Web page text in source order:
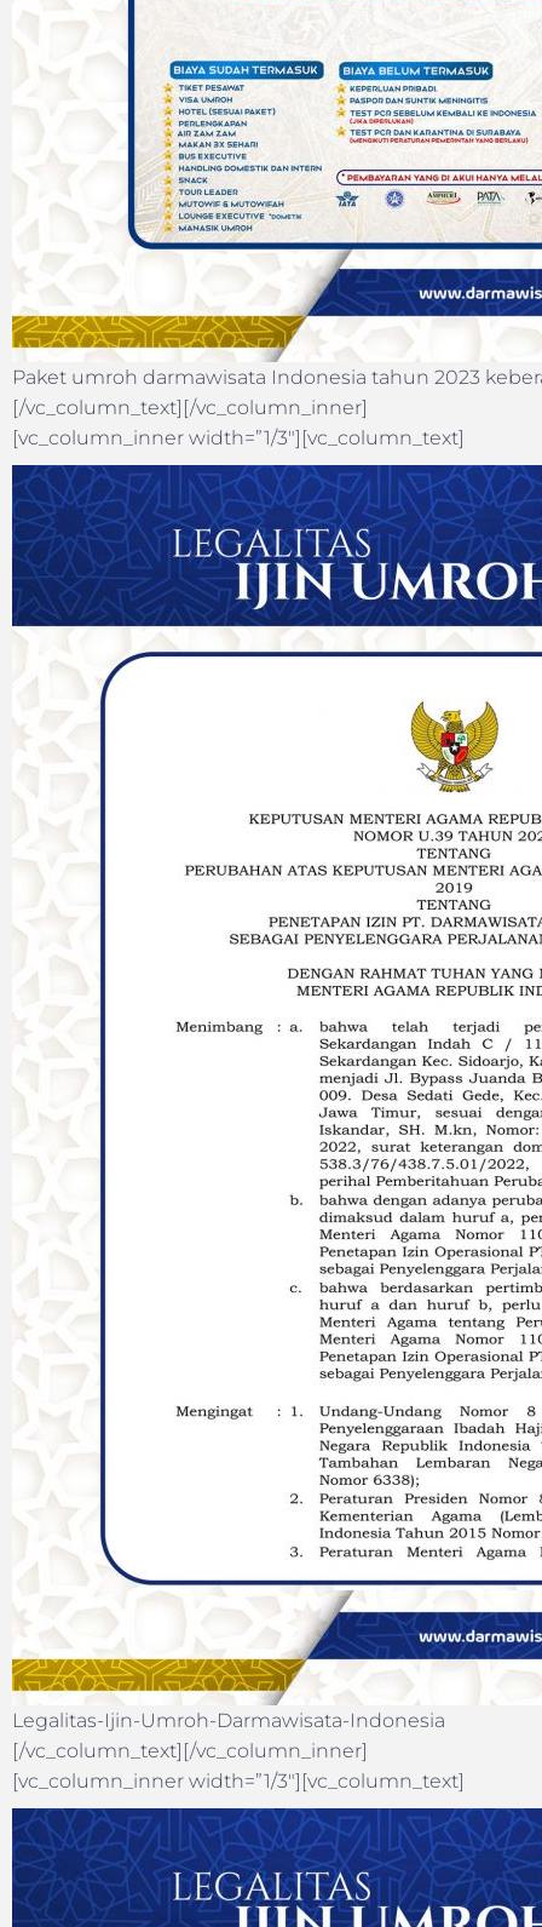
Paket umroh darmawisata Indonesia tahun 2023
[/vc_column_text][/vc_column_inner]
[vc_column_inner width=”1/3″][vc_column_text]
Legalitas-Ijin-Umroh-Darmawisata-Indonesia
[/vc_column_text][/vc_column_inner]
[vc_column_inner width=”1/3″][vc_column_text]